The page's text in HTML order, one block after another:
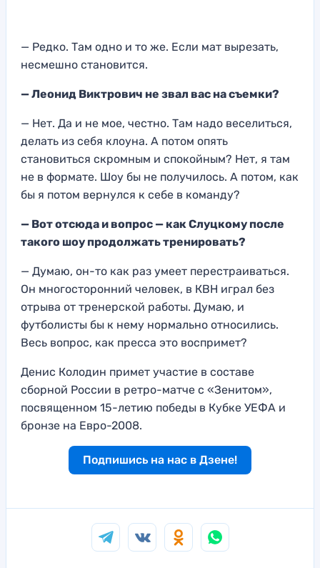
— Редко. Там одно и то же. Если мат вырезать,
несмешно становится.
— Леонид Виктрович не звал вас на съемки?
— Нет. Да и не мое, честно. Там надо веселиться,
делать из себя клоуна. А потом опять
становиться скромным и спокойным? Нет, я там
не в формате. Шоу бы не получилось. А потом, как
бы я потом вернулся к себе в команду?
— Вот отсюда и вопрос — как Слуцкому после
такого шоу продолжать тренировать?
— Думаю, он-то как раз умеет перестраиваться.
Он многосторонний человек, в КВН играл без
отрыва от тренерской работы. Думаю, и
футболисты бы к нему нормально относились.
Весь вопрос, как пресса это воспримет?
Денис Колодин примет участие в составе
сборной России в ретро-матче с «Зенитом»,
посвященном 15-летию победы в Кубке УЕФА и
бронзе на Евро-2008.
Подпишись на нас в Дзене!